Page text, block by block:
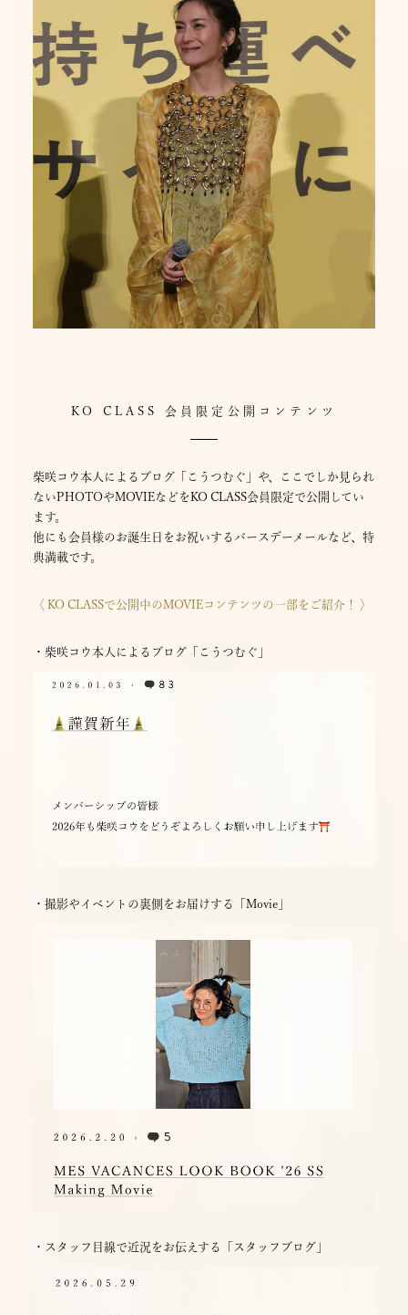
KO CLASS 会員限定公開コンテンツ
柴咲コウ本人によるブログ「こうつむぐ」や、ここでしか見られ
ないPHOTOやMOVIEなどをKO CLASS会員限定で公開してい
ます。
他にも会員様のお誕生日をお祝いするバースデーメールなど、特
典満載です。
〈 KO CLASSで公開中のMOVIEコンテンツの一部をご紹介！ 〉
・柴咲コウ本人によるブログ「こうつむぐ」
・撮影やイベントの裏側をお届けする「Movie」
・スタッフ目線で近況をお伝えする「スタッフブログ」